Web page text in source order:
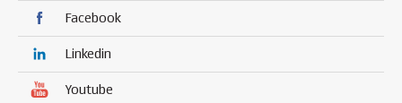
Facebook
Linkedin
Youtube